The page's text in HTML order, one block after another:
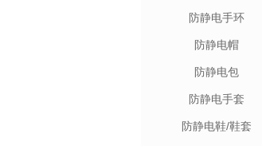
防静电手环
防静电帽
防静电包
防静电手套
防静电鞋/鞋套